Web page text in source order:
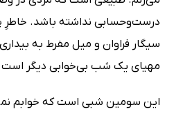
درست‌و‌حسابی نداشته‌ باشد. خاطرِ
سیگار فراوان و میل مفرط به
مهیای یک شب بی‌خوابی دیگر
این سومین شبی است که خوابم